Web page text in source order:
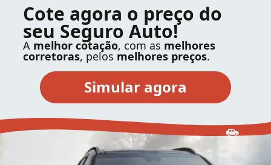
Cote agora o preço do
seu Seguro Auto!
A melhor cotação, com as melhores
corretoras, pelos melhores preços.